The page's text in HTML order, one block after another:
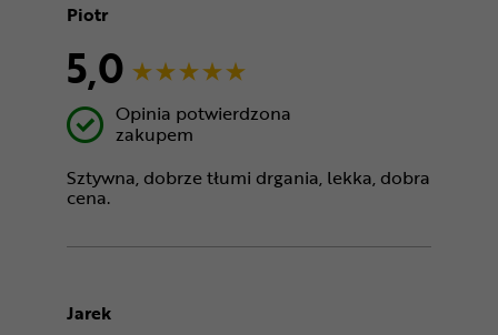
Piotr
5,0
Opinia potwierdzona
zakupem
Sztywna, dobrze tłumi drgania, lekka, dobra
cena.
Jarek